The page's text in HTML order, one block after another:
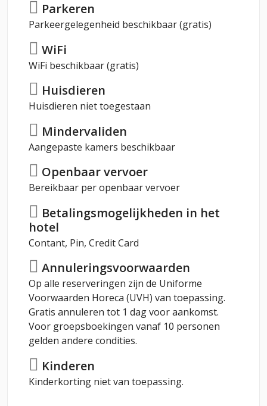
Parkeren
Parkeergelegenheid beschikbaar (gratis)
WiFi
WiFi beschikbaar (gratis)
Huisdieren
Huisdieren niet toegestaan
Mindervaliden
Aangepaste kamers beschikbaar
Openbaar vervoer
Bereikbaar per openbaar vervoer
Betalingsmogelijkheden in het
hotel
Contant, Pin, Credit Card
Annuleringsvoorwaarden
Op alle reserveringen zijn de Uniforme
Voorwaarden Horeca (UVH) van toepassing.
Gratis annuleren tot 1 dag voor aankomst.
Voor groepsboekingen vanaf 10 personen
gelden andere condities.
Kinderen
Kinderkorting niet van toepassing.